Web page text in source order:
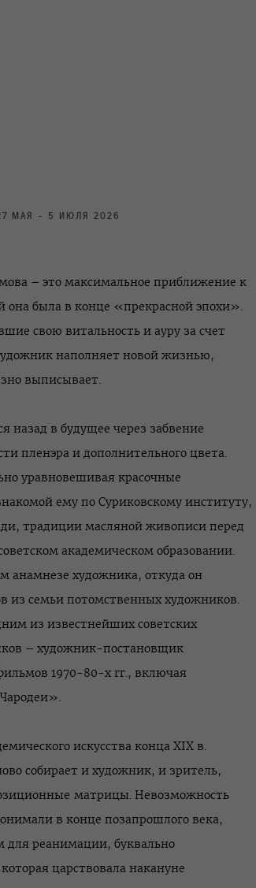
МАЯ - 5 ИЮЛЯ 2026
– это максимальное приближение к
она была в конце «прекрасной эпохи».
свою витальность и ауру за счет
наполняет новой жизнью,
выписывает.
назад в будущее через забвение
пленэра и дополнительного цвета.
уравновешивая красочные
ему по Суриковскому институту,
традиции масляной живописи перед
академическом образовании.
анамнезе художника, откуда он
из семьи потомственных художников.
из известнейших советских
– художник-постановщик
1970-80-х гг., включая
искусства конца ХIХ в.
собирает и художник, и зритель,
матрицы. Невозможность
в конце позапрошлого века,
для реанимации, буквально
царствовала накануне